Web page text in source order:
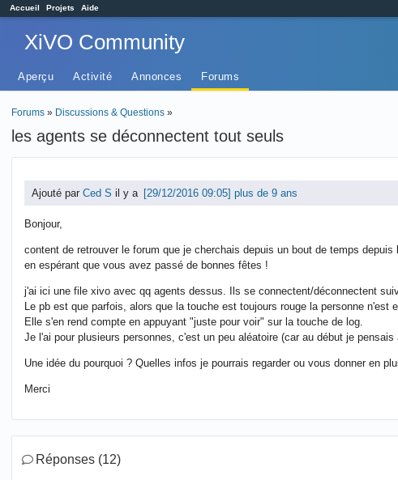
Accueil Projets Aide
XiVO Community
Aperçu Activité Annonces Forums
Forums » Discussions & Questions »
les agents se déconnectent tout seuls
Ajouté par Ced S il y a plus de 9 ans
Bonjour,
content de retrouver le forum que je cherchais depuis un bout de temps depuis
en espérant que vous avez passé de bonnes fêtes !
j'ai ici une file xivo avec qq agents dessus. Ils se connectent/déconnectent
Le pb est que parfois, alors que la touche est toujours rouge la personne n'est
Elle s'en rend compte en appuyant "juste pour voir" sur la touche de log.
Je l'ai pour plusieurs personnes, c'est un peu aléatoire (car au début je pensais
Une idée du pourquoi ? Quelles infos je pourrais regarder ou vous donner en
Merci
Réponses (12)